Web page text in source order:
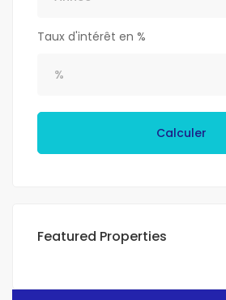
Taux d'intérêt en %
Calculer
Featured Properties